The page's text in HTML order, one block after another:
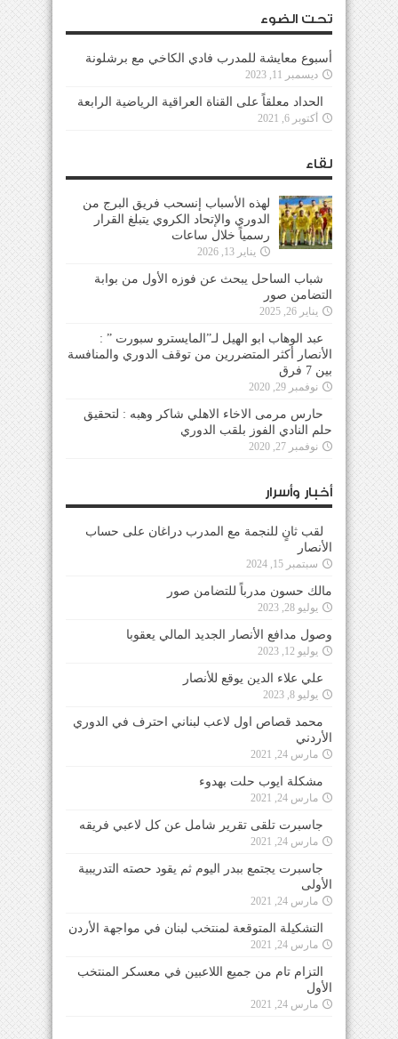
تحت الضوء
أسبوع معايشة للمدرب فادي الكاخي مع برشلونة
ديسمبر 11, 2023
الحداد معلقاً على القناة العراقية الرياضية الرابعة
أكتوبر 6, 2021
لقاء
لهذه الأسباب إنسحب فريق البرج من
الدوري والإتحاد الكروي يتبلغ القرار
رسمياً خلال ساعات
يناير 13, 2026
شباب الساحل يبحث عن فوزه الأول من بوابة
التضامن صور
يناير 26, 2025
عبد الوهاب ابو الهيل لـ”المايسترو سبورت ” :
الأنصار أكثر المتضررين من توقف الدوري والمنافسة
بين 7 فرق
نوفمبر 29, 2020
حارس مرمى الاخاء الاهلي شاكر وهبه : لتحقيق
حلم النادي الفوز بلقب الدوري
نوفمبر 27, 2020
أخبار وأسرار
لقب ثانٍ للنجمة مع المدرب دراغان على حساب
الأنصار
سبتمبر 15, 2024
مالك حسون مدرباً للتضامن صور
يوليو 28, 2023
وصول مدافع الأنصار الجديد المالي يعقوبا
يوليو 12, 2023
علي علاء الدين يوقع للأنصار
يوليو 8, 2023
محمد قصاص اول لاعب لبناني احترف في الدوري
الأردني
مارس 24, 2021
مشكلة ايوب حلت بهدوء
مارس 24, 2021
جاسبرت تلقى تقرير شامل عن كل لاعبي فريقه
مارس 24, 2021
جاسبرت يجتمع ببدر اليوم ثم يقود حصته التدريبية
الأولى
مارس 24, 2021
التشكيلة المتوقعة لمنتخب لبنان في مواجهة الأردن
مارس 24, 2021
التزام تام من جميع اللاعبين في معسكر المنتخب
الأول
مارس 24, 2021